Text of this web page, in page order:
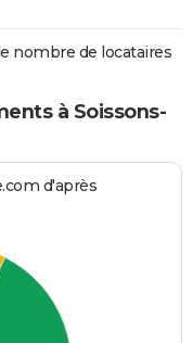
nombre de locataires
à Soissons-
d'après